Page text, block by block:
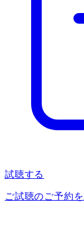
試聴する
ご試聴のご予約